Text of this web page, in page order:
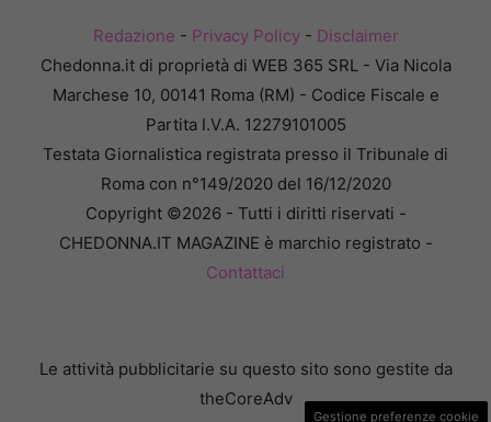
Redazione - Privacy Policy- Disclaimer
Chedonna.it di proprietà di WEB 365 SRL - Via Nicola
Marchese 10, 00141 Roma (RM) - Codice Fiscale e
Partita I.V.A. 12279101005
Testata Giornalistica registrata presso il Tribunale di
Roma con n°149/2020 del 16/12/2020
Copyright ©2026 - Tutti i diritti riservati -
CHEDONNA.IT MAGAZINE è marchio registrato -
Contattaci
Le attività pubblicitarie su questo sito sono gestite da
theCoreAdv
Gestione preferenze cookie